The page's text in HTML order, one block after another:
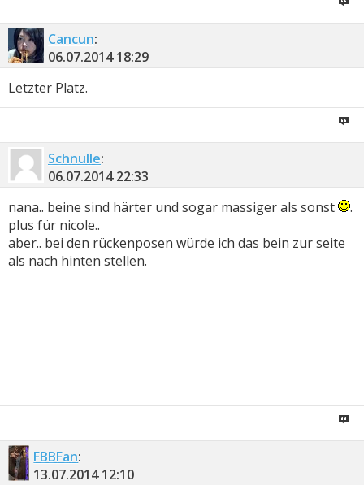
Cancun:
06.07.201418:29
Letzter Platz.
Schnulle:
06.07.201422:33
nana.. beine sind härter und sogar massiger als sonst
.
plus für nicole..
aber.. bei den rückenposen würde ich das bein zur seite
als nach hinten stellen.
FBBFan:
13.07.201412:10